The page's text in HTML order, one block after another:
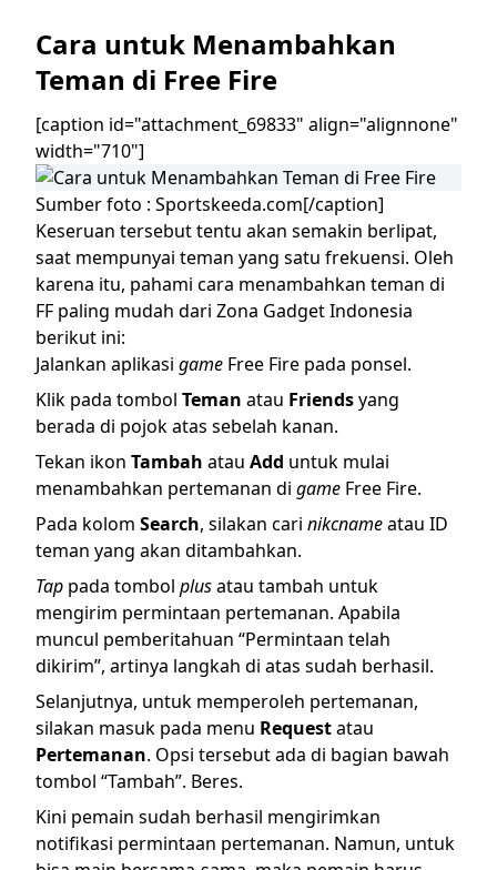
Cara untuk Menambahkan
Teman di Free Fire
[caption id="attachment_69833" align="alignnone"
width="710"]
Sumber foto : Sportskeeda.com[/caption]
Keseruan tersebut tentu akan semakin berlipat,
saat mempunyai teman yang satu frekuensi. Oleh
karena itu, pahami cara menambahkan teman di
FF paling mudah dari Zona Gadget Indonesia
berikut ini:
Jalankan aplikasi game Free Fire pada ponsel.
Klik pada tombol Teman atau Friendsyang
berada di pojok atas sebelah kanan.
Tekan ikon Tambah atau Add untuk mulai
menambahkan pertemanan di game Free Fire.
Pada kolom Search, silakan cari nikcnameatau ID
teman yang akan ditambahkan.
Tap pada tombol plusatau tambah untuk
mengirim permintaan pertemanan. Apabila
muncul pemberitahuan “Permintaan telah
dikirim”, artinya langkah di atas sudah berhasil.
Selanjutnya, untuk memperoleh pertemanan,
silakan masuk pada menu Requestatau
Pertemanan. Opsi tersebut ada di bagian bawah
tombol “Tambah”. Beres.
Kini pemain sudah berhasil mengirimkan
notifikasi permintaan pertemanan. Namun, untuk